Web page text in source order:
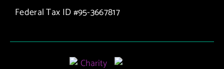
Federal Tax ID #95-3667817